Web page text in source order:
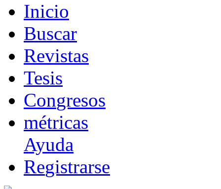
Inicio
Buscar
Revistas
Tesis
Congresos
métricas
Ayuda
Registrarse